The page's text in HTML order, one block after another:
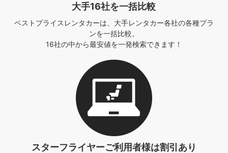
大手16社を一括比較
ベストプライスレンタカーは、 大手レンタカー各社の各種プラ
ンを一括比較。
16社の中から最安値を一発検索できます！
スターフライヤーご利用者様は割引あり